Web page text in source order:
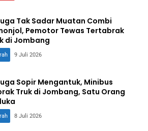
Tak Sadar Muatan Combi
Pemotor Tewas Tertabrak
di Jombang
9 Juli 2026
Sopir Mengantuk, Minibus
Truk di Jombang, Satu Orang
8 Juli 2026